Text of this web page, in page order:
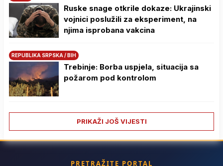
Ruske snage otkrile dokaze: Ukrajinski
vojnici poslužili za eksperiment, na
njima isprobana vakcina
REPUBLIKA SRPSKA / BIH
Trebinje: Borba uspjela, situacija sa
požarom pod kontrolom
PRIKAŽI JOŠ VIJESTI
PRETRAŽITE PORTAL